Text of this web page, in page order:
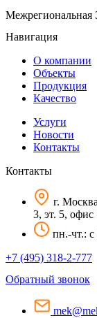
Межрегиональная
Навигация
О компании
Объекты
Продукция
Качество
Услуги
Новости
Контакты
Контакты
г.
3, эт. 5, офис
пн.-чт.: c
+7 (495) 318-2-777
Обратный звонок